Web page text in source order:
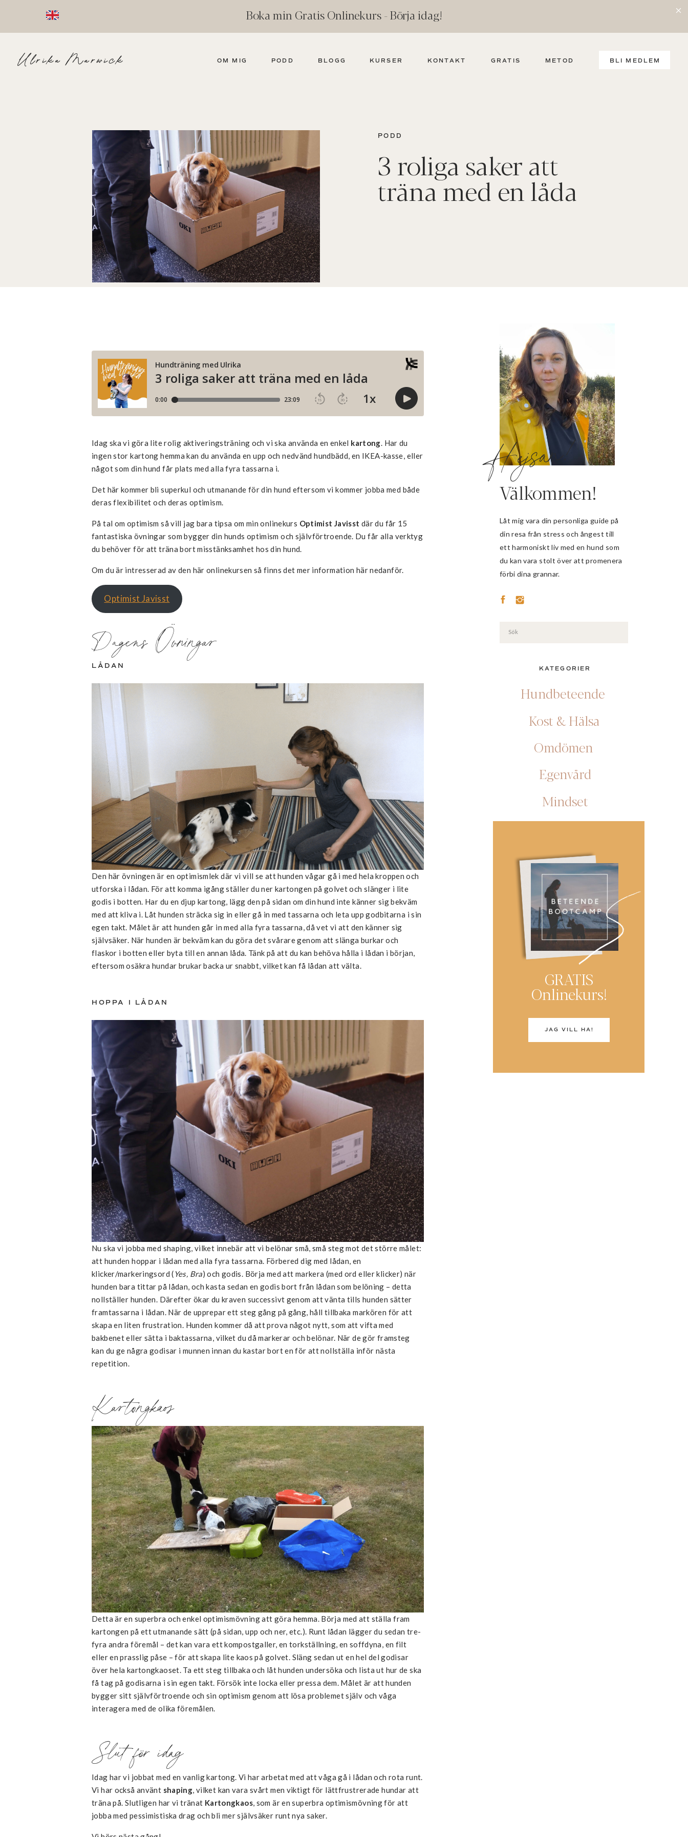
Boka min Gratis Onlinekurs - Börja idag!
BLI MEDLEM
Ulrika Marwick KONTAKT
KURSER GRATIS
PODD METOD
BLOGG
OM MIG
PODD
3 roliga saker att
träna med en låda
Välkommen!
Search
Låt mig vara din personliga guide på
din resa från stress och ångest till
ett harmoniskt liv med en hund som
du kan vara stolt över att promenera
förbi dina grannar.
Hejsan!
GRATIS
Onlinekurs!
JAG VILL HA!
Hundbeteende
Kost & Hälsa
Omdömen
Egenvård
Mindset
KATEGORIER
Idag ska vi göra lite rolig aktiveringsträning och vi ska använda en enkel kartong. Har du
ingen stor kartong hemma kan du använda en upp och nedvänd hundbädd, en IKEA-kasse, eller
något som din hund får plats med alla fyra tassarna i.
Det här kommer bli superkul och utmanande för din hund eftersom vi kommer jobba med både
deras flexibilitet och deras optimism.
På tal om optimism så vill jag bara tipsa om min onlinekurs Optimist Javisst där du får 15
fantastiska övningar som bygger din hunds optimism och självförtroende. Du får alla verktyg
du behöver för att träna bort misstänksamhet hos din hund.
Om du är intresserad av den här onlinekursen så finns det mer information här nedanför.
Optimist Javisst
Dagens Övningar
LÅDAN
Den här övningen är en optimismlek där vi vill se att hunden vågar gå i med hela kroppen och
utforska i lådan. För att komma igång ställer du ner kartongen på golvet och slänger i lite
godis i botten. Har du en djup kartong, lägg den på sidan om din hund inte känner sig bekväm
med att kliva i. Låt hunden sträcka sig in eller gå in med tassarna och leta upp godbitarna i sin
egen takt. Målet är att hunden går in med alla fyra tassarna, då vet vi att den känner sig
självsäker. När hunden är bekväm kan du göra det svårare genom att slänga burkar och
flaskor i botten eller byta till en annan låda. Tänk på att du kan behöva hålla i lådan i början,
eftersom osäkra hundar brukar backa ur snabbt, vilket kan få lådan att välta.
HOPPA I LÅDAN
Nu ska vi jobba med shaping, vilket innebär att vi belönar små, små steg mot det större målet:
att hunden hoppar i lådan med alla fyra tassarna. Förbered dig med lådan, en
klicker/markeringsord ( Yes, Bra) och godis. Börja med att markera (med ord eller klicker) när
hunden bara tittar på lådan, och kasta sedan en godis bort från lådan som belöning – detta
nollställer hunden. Därefter ökar du kraven successivt genom att vänta tills hunden sätter
framtassarna i lådan. När de upprepar ett steg gång på gång, håll tillbaka markören för att
skapa en liten frustration. Hunden kommer då att prova något nytt, som att vifta med
bakbenet eller sätta i baktassarna, vilket du då markerar och belönar. När de gör framsteg
kan du ge några godisar i munnen innan du kastar bort en för att nollställa inför nästa
repetition.
Kartongkaos
Detta är en superbra och enkel optimismövning att göra hemma. Börja med att ställa fram
kartongen på ett utmanande sätt (på sidan, upp och ner, etc.). Runt lådan lägger du sedan tre-
fyra andra föremål – det kan vara ett kompostgaller, en torkställning, en soffdyna, en filt
eller en prasslig påse – för att skapa lite kaos på golvet. Släng sedan ut en hel del godisar
över hela kartongkaoset. Ta ett steg tillbaka och låt hunden undersöka och lista ut hur de ska
få tag på godisarna i sin egen takt. Försök inte locka eller pressa dem. Målet är att hunden
bygger sitt självförtroende och sin optimism genom att lösa problemet själv och våga
interagera med de olika föremålen.
Slut för idag
Idag har vi jobbat med en vanlig kartong. Vi har arbetat med att våga gå i lådan och rota runt.
Vi har också använt shaping, vilket kan vara svårt men viktigt för lättfrustrerade hundar att
träna på. Slutligen har vi tränat Kartongkaos, som är en superbra optimismövning för att
jobba med pessimistiska drag och bli mer självsäker runt nya saker.